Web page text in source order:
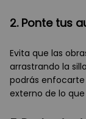
2. Ponte tus
Evita que las
arrastrando la
podrás
externo de lo